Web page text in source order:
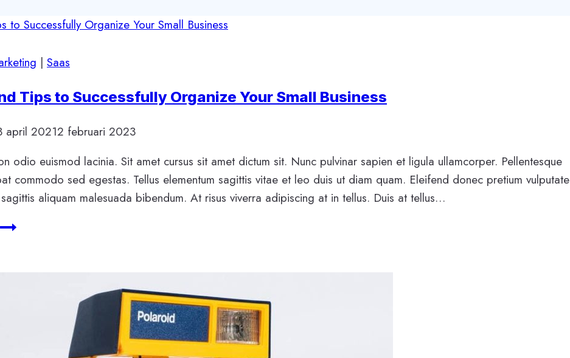
| Saas
Tips to Successfully Organize Your Small Business
april 20212 februari 2023
odio euismod lacinia. Sit amet cursus sit amet dictum sit. Nunc pulvinar sapien et ligula ullamcorper. Pellentesque
commodo sed egestas. Tellus elementum sagittis vitae et leo duis ut diam quam. Eleifend donec pretium vulputate
aliquam malesuada bibendum. At risus viverra adipiscing at in tellus. Duis at tellus…
Tools